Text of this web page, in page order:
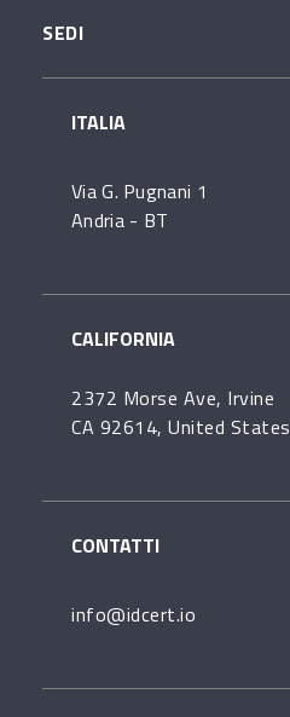
SEDI
ITALIA
Via G. Pugnani 1
Andria - BT
CALIFORNIA
2372 Morse Ave, Irvine
CA 92614, United States
CONTATTI
info@idcert.io